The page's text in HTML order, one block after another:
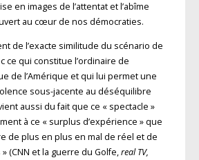
en images de l’attentat et l’abîme
au cœur de nos démocraties.
de l’exacte similitude du scénario de
ce qui constitue l’ordinaire de
de l’Amérique et qui lui permet une
sous-jacente au déséquilibre
aussi du fait que ce « spectacle »
à ce « surplus d’expérience » que
de plus en plus en mal de réel et de
(CNN et la guerre du Golfe,real TV,